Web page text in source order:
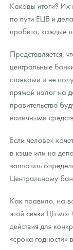
Каковы итоги?
по пути ЕЦБ и
пробито, каждые
Представляется,
центральные
ставками и не
прямой налог на
правительства
наличными
Если человек
в кэше или на
заплатить
Центральному
Как правило, на
этой связи ЦБ мог
действия для
«срока